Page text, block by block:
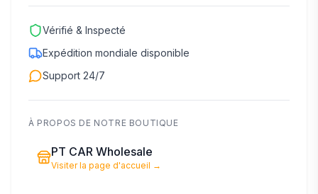
Vérifié & Inspecté
Expédition mondiale disponible
Support 24/7
À PROPOS DE NOTRE BOUTIQUE
PT CAR Wholesale
Visiter la page d'accueil →